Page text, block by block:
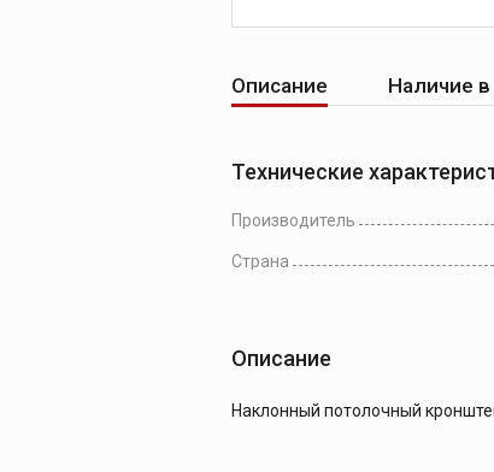
Описание Наличие в
Технические
Производитель
Страна
Описание
Наклонный потолочный